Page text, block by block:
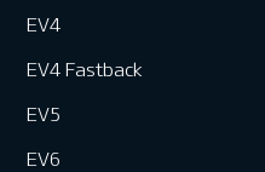
EV4
EV4 Fastback
EV5
EV6